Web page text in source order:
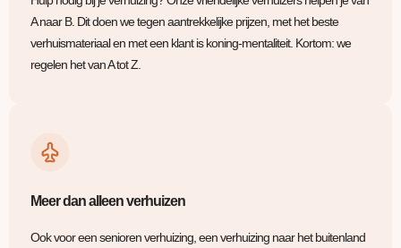
A naar B. Dit doen we tegen aantrekkelijke prijzen, met het beste
verhuismateriaal en met een klant is koning-mentaliteit. Kortom: we
regelen het van A tot Z.
Meer dan alleen verhuizen
Ook voor een senioren verhuizing, een verhuizing naar het buitenland